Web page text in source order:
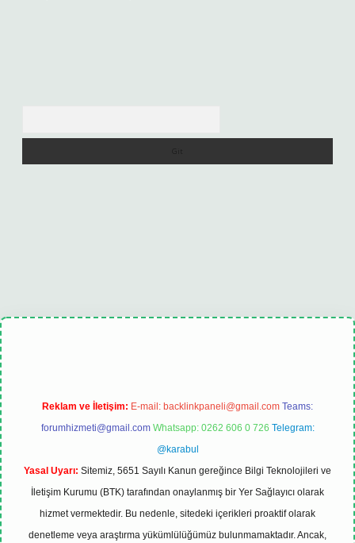
tulipbet güncel
Reklam ve İletişim: E-mail: backlinkpaneli@gmail.com Teams:
forumhizmeti@gmail.com Whatsapp: 0262 606 0 726 Telegram:
@karabul
Yasal Uyarı: Sitemiz, 5651 Sayılı Kanun gereğince Bilgi Teknolojileri ve
İletişim Kurumu (BTK) tarafından onaylanmış bir Yer Sağlayıcı olarak
hizmet vermektedir. Bu nedenle, sitedeki içerikleri proaktif olarak
denetleme veya araştırma yükümlülüğümüz bulunmamaktadır. Ancak,